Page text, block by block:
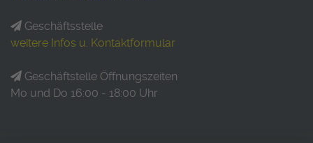
Geschäftsstelle
weitere Infos u. Kontaktformular
Geschäftstelle Öffnungszeiten
Mo und Do 16:00 - 18:00 Uhr